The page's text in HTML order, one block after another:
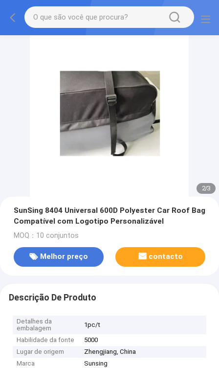
2/3
SunSing 8404 Universal 600D Polyester Car Roof Bag
Compatível com Logotipo Personalizável
MOQ：10 conjuntos
Melhor preço contacto
Descrição De Produto
Detalhes da
embalagem
1pc/t
Habilidade da fonte
5000
Lugar de origem
Zhengjiang, China
Marca
Sunsing